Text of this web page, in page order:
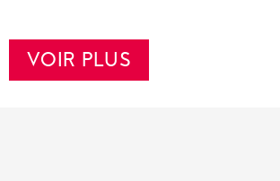
VOIR PLUS